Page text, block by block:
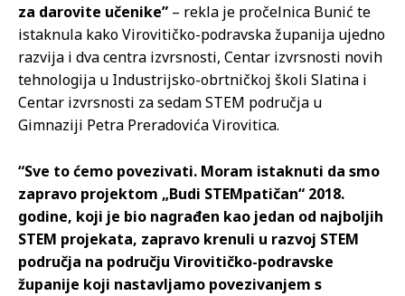
za darovite učenike” – rekla je pročelnica Bunić te
istaknula kako Virovitičko-podravska županija ujedno
razvija i dva centra izvrsnosti, Centar izvrsnosti novih
tehnologija u Industrijsko-obrtničkoj školi Slatina i
Centar izvrsnosti za sedam STEM područja u
Gimnaziji Petra Preradovića Virovitica.
“Sve to ćemo povezivati. Moram istaknuti da smo
zapravo projektom „Budi STEMpatičan“ 2018.
godine, koji je bio nagrađen kao jedan od najboljih
STEM projekata, zapravo krenuli u razvoj STEM
područja na području Virovitičko-podravske
županije koji nastavljamo povezivanjem s